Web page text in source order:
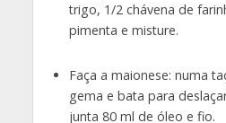
trigo, 1/2 chávena de
pimenta e misture.
Faça a maionese: numa
gema e bata para
junta 80 ml de óleo e fio.